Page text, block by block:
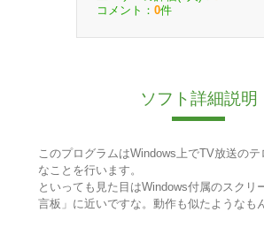
コメント： 0件
ソフト詳細説明
このプログラムはWindows上でTV放送のテ
なことを行います。
といっても見た目はWindows付属のスクリ
言板」に近いですな。動作も似たようなも